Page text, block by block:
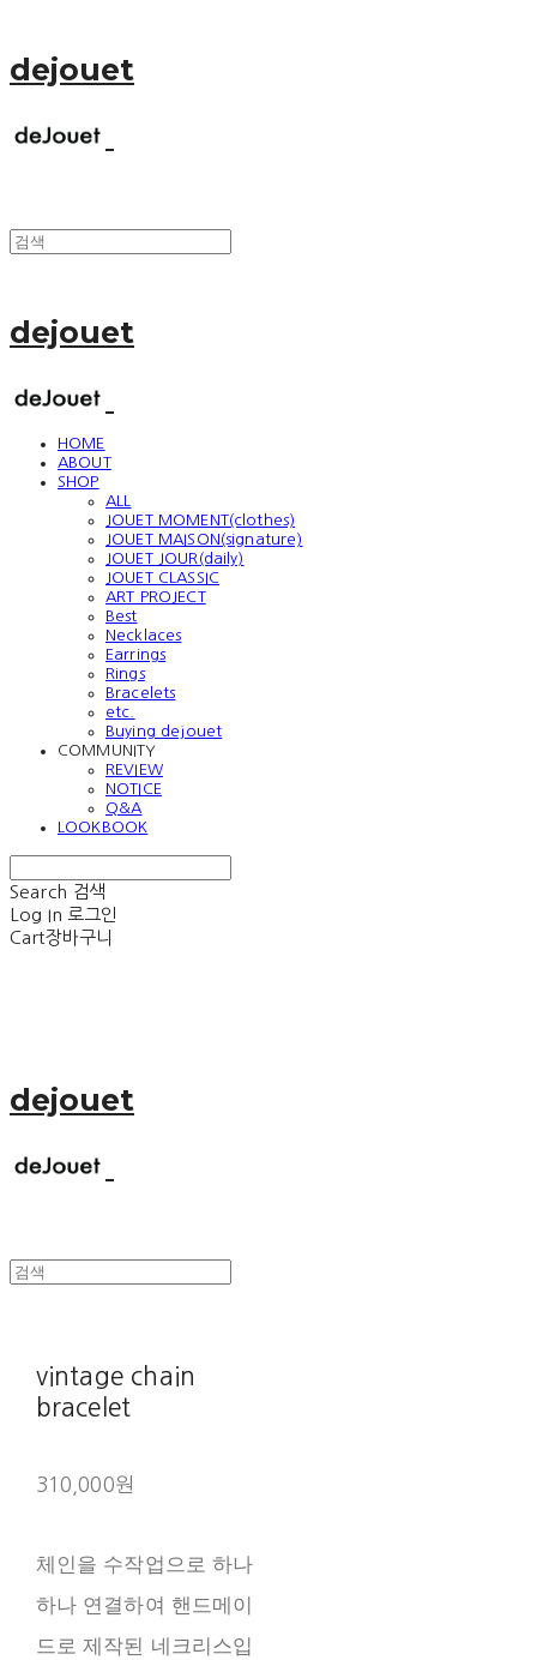
dejouet
dejouet
HOME
ABOUT
SHOP
ALL
JOUET MOMENT(clothes)
JOUET MAISON(signature)
JOUET JOUR(daily)
JOUET CLASSIC
ART PROJECT
Best
Necklaces
Earrings
Rings
Bracelets
etc.
Buying dejouet
COMMUNITY
REVIEW
NOTICE
Q&A
LOOKBOOK
Search 검색
Log In 로그인
Cart장바구니
dejouet
vintage chain
bracelet
310,000원
체인을 수작업으로 하나
하나 연결하여 핸드메이
드로 제작된 네크리스입